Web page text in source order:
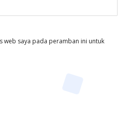
web saya pada peramban ini untuk